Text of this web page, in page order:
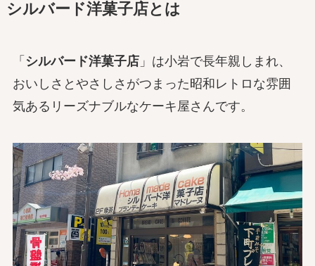
シルバード洋菓子店とは
「 シルバード洋菓子店」は小岩で長年親しまれ、
おいしさとやさしさがつまった昭和レトロな雰囲
気あるリーズナブルなケーキ屋さんです。